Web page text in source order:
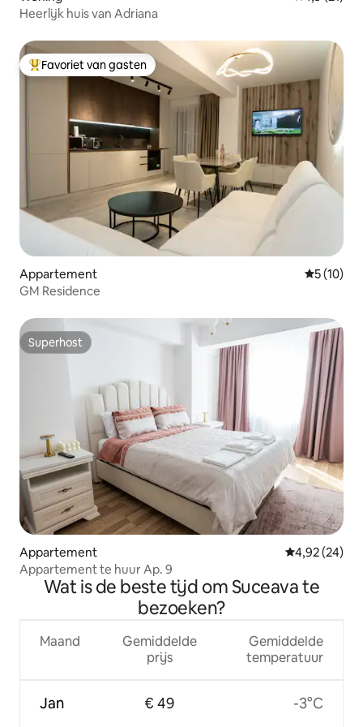
Heerlijk huis van Adriana
Topfavoriet van gasten
Favoriet van gasten
Appartement
5 (10)
GM Residence
Superhost
Superhost
Appartement Gemiddelde
4,92 (24)
Appartement te huur Ap. 9
Wat is de beste tijd om Suceava te
bezoeken?
Maand
Jan
Gemiddelde
prijs
€ 49
Gemiddelde
temperatuur
-3°C